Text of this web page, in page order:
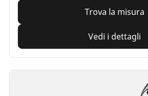
Trova la misura
Vedi i dettagli